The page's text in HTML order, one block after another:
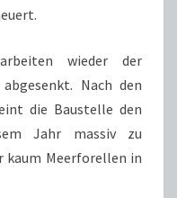
wieder der
Nach den
die Baustelle den
Jahr massiv zu
kaum Meerforellen in